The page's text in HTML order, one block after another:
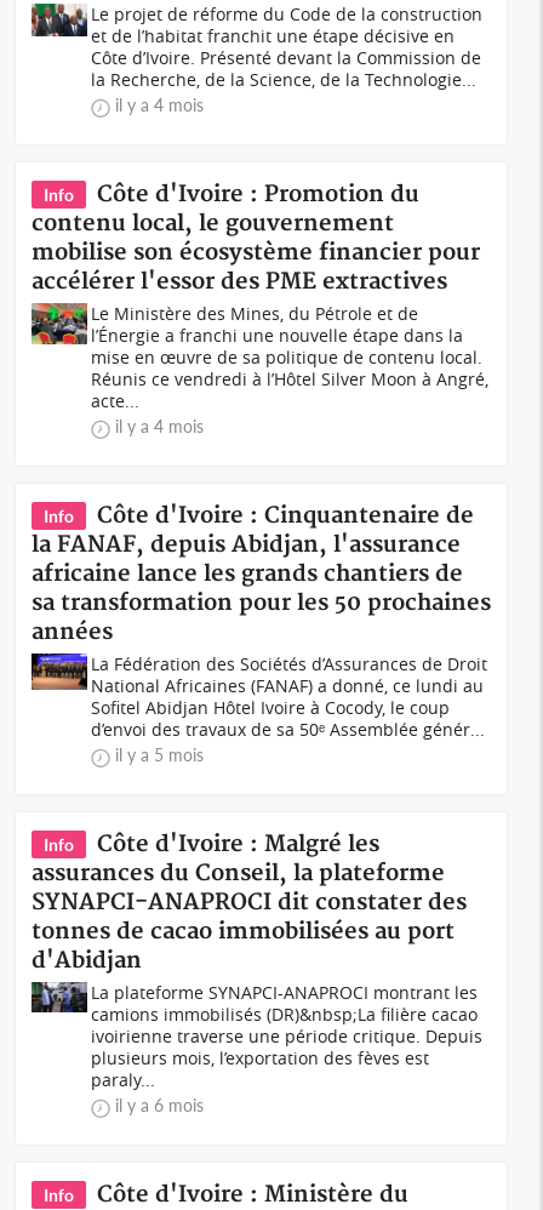
Le projet de réforme du Code de la construction
et de l’habitat franchit une étape décisive en
Côte d’Ivoire. Présenté devant la Commission de
la Recherche, de la Science, de la Technologie...
il y a 4 mois
Info
Côte d'Ivoire : Promotion du
contenu local, le gouvernement
mobilise son écosystème financier pour
accélérer l'essor des PME extractives
Le Ministère des Mines, du Pétrole et de
l’Énergie a franchi une nouvelle étape dans la
mise en œuvre de sa politique de contenu local.
Réunis ce vendredi à l’Hôtel Silver Moon à Angré,
acte...
il y a 4 mois
Info
Côte d'Ivoire : Cinquantenaire de
la FANAF, depuis Abidjan, l'assurance
africaine lance les grands chantiers de
sa transformation pour les 50 prochaines
années
La Fédération des Sociétés d’Assurances de Droit
National Africaines (FANAF) a donné, ce lundi au
Sofitel Abidjan Hôtel Ivoire à Cocody, le coup
d’envoi des travaux de sa 50ᵉ Assemblée génér...
il y a 5 mois
Info
Côte d'Ivoire : Malgré les
assurances du Conseil, la plateforme
SYNAPCI-ANAPROCI dit constater des
tonnes de cacao immobilisées au port
d'Abidjan
La plateforme SYNAPCI-ANAPROCI montrant les
camions immobilisés (DR)&nbsp;La filière cacao
ivoirienne traverse une période critique. Depuis
plusieurs mois, l’exportation des fèves est
paraly...
il y a 6 mois
Info Côte d'Ivoire : Ministère du